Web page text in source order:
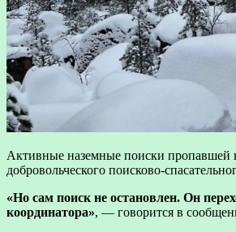
Активные наземные поиски пропавшей
добровольческого поисково-
«Но сам поиск не остановлен. Он
координатора», — говорится в